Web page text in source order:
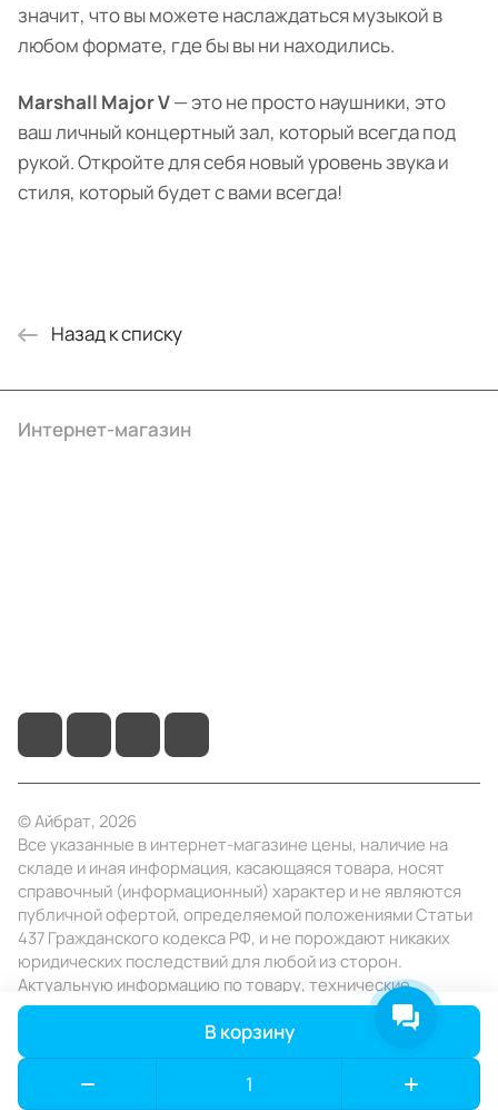
В корзину
значит, что вы можете наслаждаться музыкой в
любом формате, где бы вы ни находились.
Marshall Major V— это не просто наушники, это
ваш личный концертный зал, который всегда под
рукой. Откройте для себя новый уровень звука и
стиля, который будет с вами всегда!
Назад к списку
Интернет-магазин
© Айбрат, 2026
Все указанные в интернет-магазине цены, наличие на
складе и иная информация, касающаяся товара, носят
справочный (информационный) характер и не являются
публичной офертой, определяемой положениями Статьи
437 Гражданского кодекса РФ, и не порождают никаких
юридических последствий для любой из сторон.
Актуальную информацию по товару, технические
характеристики уточняйте в отделе продаж в день
Конфиденциальность
Оферта